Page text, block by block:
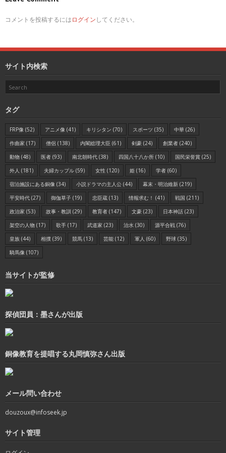
コメントを投稿するにはログインしてください。
サイト内検索
タグ
FRP像 (52) アニメ像 (41) キリシタン (70) スポーツ (35) 中華 (26)
作曲家 (17) 僧侶 (138) 内閣総理大臣 (61) 剣豪 (24) 創業者 (240)
動物 (48) 医者 (93) 南北朝時代 (38) 四国八十八か所 (10) 国民栄誉賞 (25)
外人 (181) 夫婦カップル (59) 女性 (120) 姫 (16) 学者 (60)
宿泊施設にある銅像 (34) 小説ドラマの主人公 (44) 幕末・明治維新 (219)
平安時代 (27) 御伽草子 (19) 忠臣蔵 (13) 情報求む！ (41) 戦国 (211)
政治家 (53) 故事・教訓 (29) 教育者 (147) 文豪 (23) 日本神話 (23)
架空の人物 (17) 歌手 (17) 武道家 (23) 治水 (30) 源平合戦 (76)
皇族 (44) 相撲 (39) 競馬 (13) 芸能 (12) 軍人 (60) 野球 (35)
騎馬像 (107)
当サイトが監修
探偵団員：墨さんが出版
銅像教育を提唱する丸岡慎弥さん出版
メール問い合わせ
douzoux@infoseek.jp
サイト管理